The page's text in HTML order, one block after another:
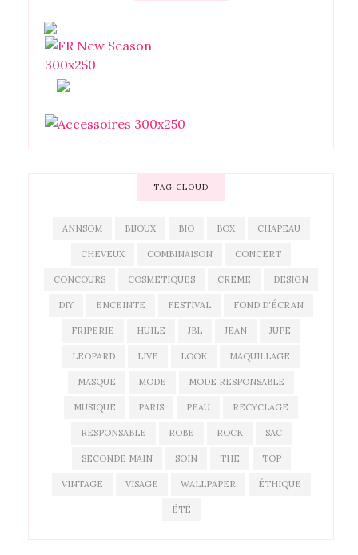
TAG CLOUD
ANNSOM BIJOUX BIO BOX CHAPEAU
CHEVEUX COMBINAISON CONCERT
CONCOURS COSMETIQUES CREME DESIGN
DIY ENCEINTE FESTIVAL FOND D'ÉCRAN
FRIPERIE HUILE JBL JEAN JUPE
LEOPARD LIVE LOOK MAQUILLAGE
MASQUE MODE MODE RESPONSABLE
MUSIQUE PARIS PEAU RECYCLAGE
RESPONSABLE ROBE ROCK SAC
SECONDE MAIN SOIN THE TOP
VINTAGE VISAGE WALLPAPER ÉTHIQUE
ÉTÉ